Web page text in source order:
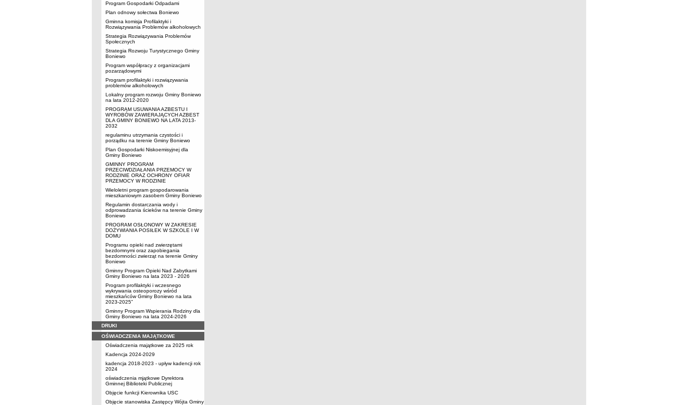
Program Gospodarki Odpadami
Plan odnowy sołectwa Boniewo
Gminna komisja Profilaktyki i
Rozwiązywania Problemów alkoholowych
Strategia Rozwiązywania Problemów
Społecznych
Strategia Rozwoju Turystycznego Gminy
Boniewo
Program współpracy z organizacjami
pozarządowymi
Program profilaktyki i rozwiązywania
problemów alkoholowych
Lokalny program rozwoju Gminy Boniewo
na lata 2012-2020
PROGRAM USUWANIA AZBESTU I
WYROBÓW ZAWIERAJĄCYCH AZBEST
DLA GMINY BONIEWO NA LATA 2013-
2032
regulaminu utrzymania czystości i
porządku na terenie Gminy Boniewo
Plan Gospodarki Niskoemisyjnej dla
Gminy Boniewo
GMINNY PROGRAM
PRZECIWDZIAŁANIA PRZEMOCY W
RODZINIE ORAZ OCHRONY OFIAR
PRZEMOCY W RODZINIE
Wieloletni program gospodarowania
mieszkaniowym zasobem Gminy Boniewo
Regulamin dostarczania wody i
odprowadzania ścieków na terenie Gminy
Boniewo
PROGRAM OSŁONOWY W ZAKRESIE
DOŻYWIANIA POSIŁEK W SZKOLE I W
DOMU
Programu opieki nad zwierzętami
bezdomnymi oraz zapobiegania
bezdomności zwierząt na terenie Gminy
Boniewo
Gminny Program Opieki Nad Zabytkami
Gminy Boniewo na lata 2023 - 2026
Program profilaktyki i wczesnego
wykrywania osteoporozy wśród
mieszkańców Gminy Boniewo na lata
2023-2025”
Gminny Program Wspierania Rodziny dla
Gminy Boniewo na lata 2024-2026
DRUKI
OŚWIADCZENIA MAJĄTKOWE
Oświadczenia majątkowe za 2025 rok
Kadencja 2024-2029
kadencja 2018-2023 - upływ kadencji rok
2024
oświadczenia mjątkowe Dyrektora
Gminnej Biblioteki Publicznej
Objęcie funkcji Kierownika USC
Objęcie stanowiska Zastępcy Wójta Gminy